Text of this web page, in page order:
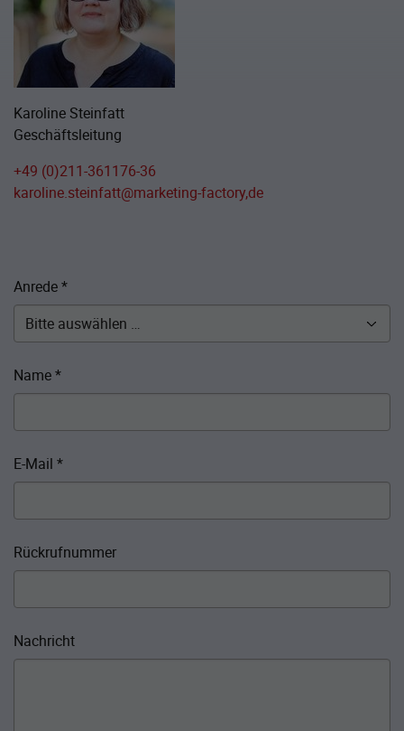
Karoline Steinfatt
Geschäftsleitung
+49 (0)211-361176-36
karoline.steinfatt@marketing-factory,de
Anrede*
Name*
E-Mail *
Rückrufnummer
Nachricht